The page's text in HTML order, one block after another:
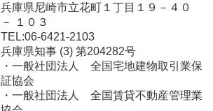
兵庫県尼崎市立花町１丁目１９－４０
－ １０３
TEL:06-6421-2103
兵庫県知事 (3) 第204282号
・一般社団法人 全国宅地建物取引業保
証協会
・一般社団法人 全国賃貸不動産管理業